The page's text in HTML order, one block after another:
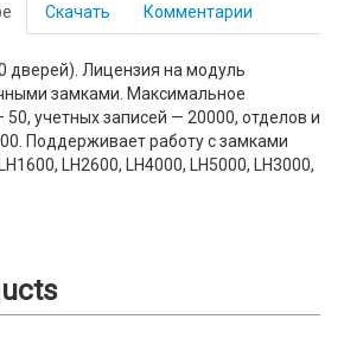
Скачать Комментарии
дверей). Лицензия на модуль
замками. Максимальное
учетных записей — 20000, отделов и
Поддерживает работу с замками
LH2600, LH4000, LH5000, LH3000,